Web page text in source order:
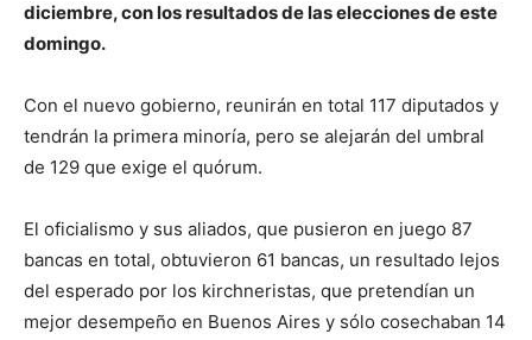
diciembre, con los resultados de las elecciones de este
domingo.
Con el nuevo gobierno, reunirán en total 117 diputados y
tendrán la primera minoría, pero se alejarán del umbral
de 129 que exige el quórum.
El oficialismo y sus aliados, que pusieron en juego 87
bancas en total, obtuvieron 61 bancas, un resultado lejos
del esperado por los kirchneristas, que pretendían un
mejor desempeño en Buenos Aires y sólo cosechaban 14